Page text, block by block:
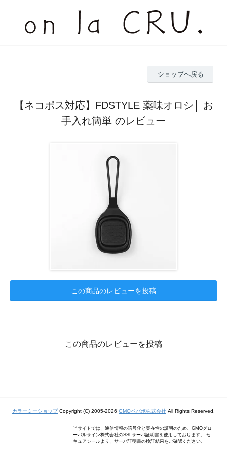
ショップへ戻る
【ネコポス対応】FDSTYLE 薬味オロシ│ お
手入れ簡単 のレビュー
この商品のレビューを投稿
この商品のレビューを投稿
カラーミーショップCopyright (C) 2005-2026 GMOペパボ株式会社 All Rights Reserved.
当サイトでは、通信情報の暗号化と実在性の証明のため、GMOグロ
ーバルサイン株式会社のSSLサーバ証明書を使用しております。 セ
キュアシールより、サーバ証明書の検証結果をご確認ください。